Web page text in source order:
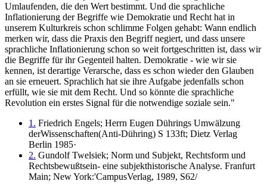
Umlaufenden, die den Wert bestimmt. Und die sprachliche
Inflationierung der Begriffe wie Demokratie und Recht hat in
unserem Kulturkreis schon schlimme Folgen gehabt: Wann endlich
merken wir, dass die Praxis den Begriff negiert, und dass unsere
sprachliche Inflationierung schon so weit fortgeschritten ist, dass wir
die Begriffe für ihr Gegenteil halten. Demokratie - wie wir sie
kennen, ist derartige Verarsche, dass es schon wieder den Glauben
an sie erneuert. Sprachlich hat sie ihre Aufgabe jedenfalls schon
erfüllt, wie sie mit dem Recht. Und so könnte die sprachliche
Revolution ein erstes Signal für die notwendige soziale sein."
1. Friedrich Engels; Herrn Eugen Dührings Umwälzung
derWissenschaften(Anti-Dühring) S 133ft; Dietz Verlag
Berlin 1985·
2. Gundolf Twelsiek; Norm und Subjekt, Rechtsform und
Rechtsbewußtsein- eine subjekthistorische Analyse. Franfurt
Main; New York:'CampusVerlag, 1989, S62/